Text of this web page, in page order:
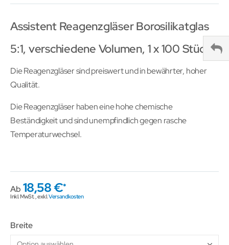
Assistent Reagenzgläser Borosilikatglas
5:1, verschiedene Volumen, 1 x 100 Stück
Die Reagenzgläser sind preiswert und in bewährter, hoher
Qualität.
Die Reagenzgläser haben eine hohe chemische
Beständigkeit und sind unempfindlich gegen rasche
Temperaturwechsel.
Ab 18,58 €
Inkl. MwSt.,exkl.Versandkosten
Breite